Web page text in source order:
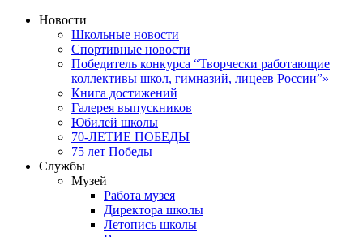
Новости
Школьные новости
Спортивные новости
Победитель конкурса “Творчески работающие
коллективы школ, гимназий, лицеев России”»
Книга достижений
Галерея выпускников
Юбилей школы
70-ЛЕТИЕ ПОБЕДЫ
75 лет Победы
Службы
Музей
Работа музея
Директора школы
Летопись школы